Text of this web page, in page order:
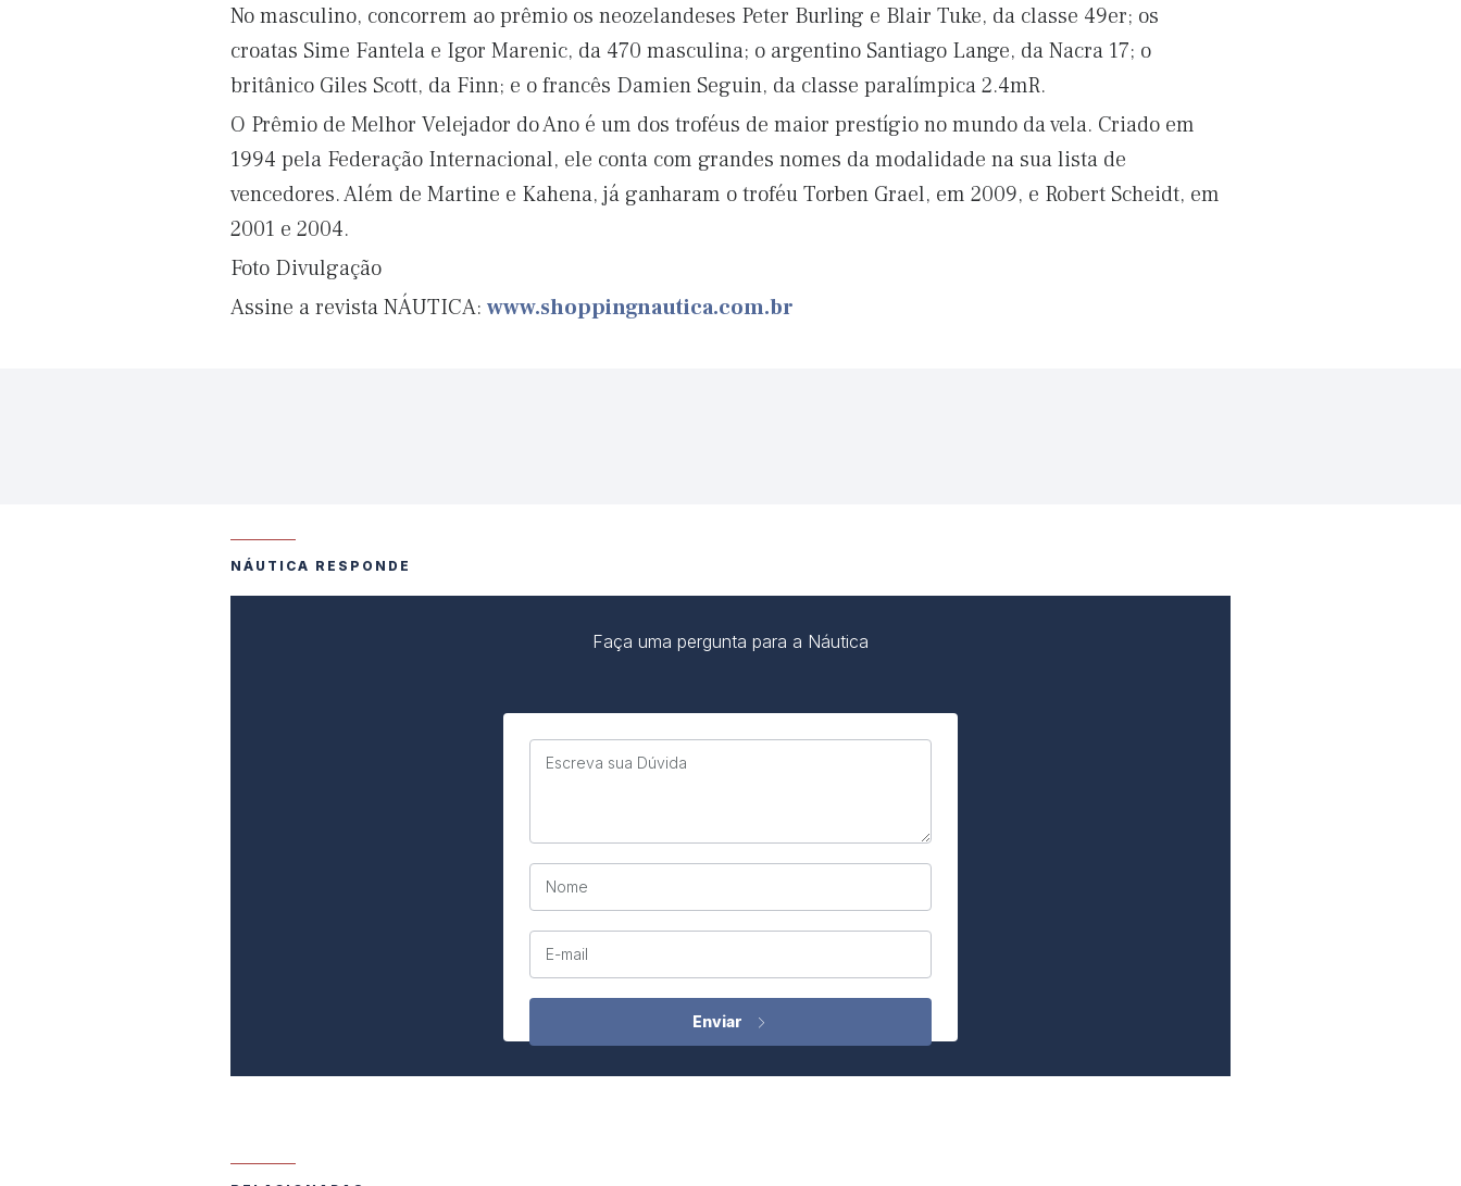
No masculino, concorrem ao prêmio os neozelandeses Peter Burling e Blair Tuke, da classe 49er; os
croatas Sime Fantela e Igor Marenic, da 470 masculina; o argentino Santiago Lange, da Nacra 17; o
britânico Giles Scott, da Finn; e o francês Damien Seguin, da classe paralímpica 2.4mR.
O Prêmio de Melhor Velejador do Ano é um dos troféus de maior prestígio no mundo da vela. Criado em
1994 pela Federação Internacional, ele conta com grandes nomes da modalidade na sua lista de
vencedores. Além de Martine e Kahena, já ganharam o troféu Torben Grael, em 2009, e Robert Scheidt, em
2001 e 2004.
Foto Divulgação
Assine a revista NÁUTICA: www.shoppingnautica.com.br
NÁUTICA RESPONDE
Faça uma pergunta para a Náutica
Escreva sua Dúvida
Nome
E-mail